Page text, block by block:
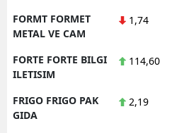
FORMT FORMET
METAL VE CAM
1,74
FORTE FORTE BILGI
ILETISIM
114,60
FRIGO FRIGO PAK
GIDA
2,19